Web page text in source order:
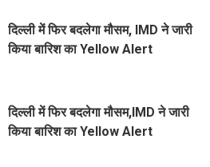
दिल्ली में फिर बदलेगा मौसम, IMD ने जारी
किया बारिश का Yellow Alert
दिल्ली में फिर बदलेगा मौसम,IMD ने जारी
किया बारिश का Yellow Alert